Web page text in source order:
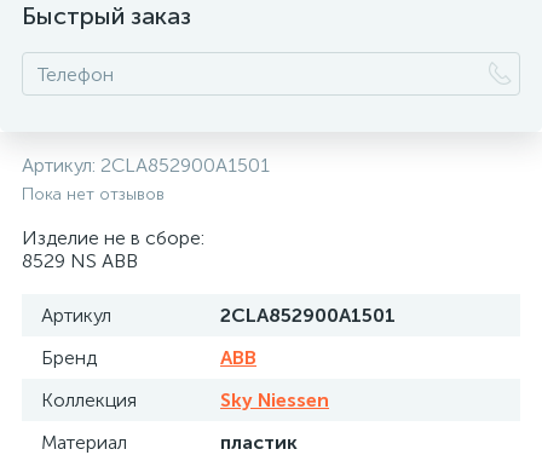
Быстрый заказ
Артикул: 2CLA852900A1501
Пока нет отзывов
Изделие не в сборе:
8529 NS ABB
Артикул
2CLA852900A1501
Бренд
ABB
Коллекция
Sky Niessen
Материал
пластик